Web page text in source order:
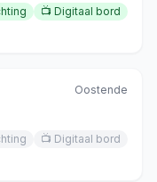
📺 Digitaal bord
Oostende
📺 Digitaal bord